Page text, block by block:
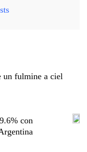
un fulmine a ciel
con